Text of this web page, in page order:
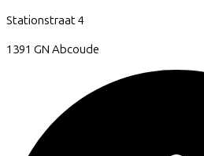
Stationstraat4
1391 GN Abcoude